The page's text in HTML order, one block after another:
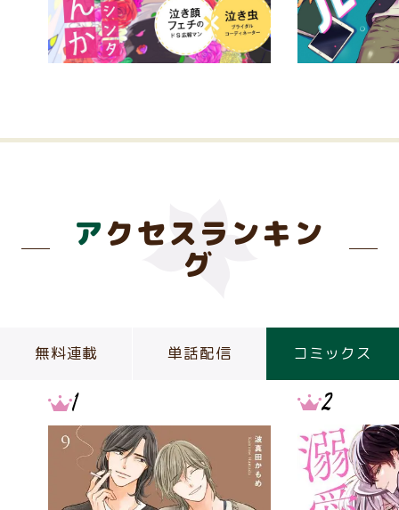
アクセスランキン
グ
無料連載 単話配信 コミックス